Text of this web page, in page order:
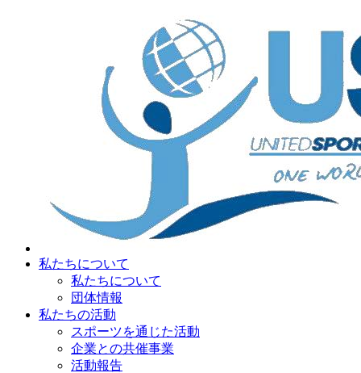
私たちについて
私たちについて
団体情報
私たちの活動
スポーツを通じた活動
企業との共催事業
活動報告